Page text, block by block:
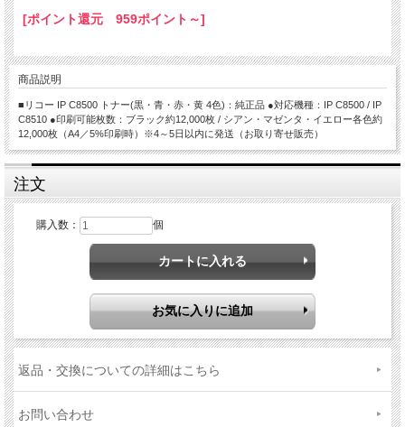
[ポイント還元 959ポイント～]
商品説明
■リコー IP C8500 トナー(黒・青・赤・黄 4色)：純正品 ●対応機種：IP C8500 / IP
C8510 ●印刷可能枚数：ブラック約12,000枚 / シアン・マゼンタ・イエロー各色約
12,000枚（A4／5%印刷時）※4～5日以内に発送（お取り寄せ販売）
注文
購入数： 個
返品・交換についての詳細はこちら
お問い合わせ